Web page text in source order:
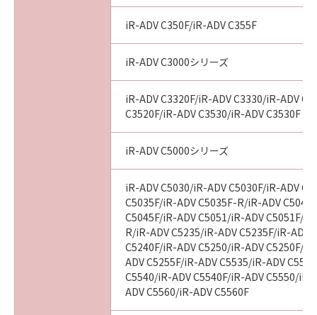
iR-ADV C350F/iR-ADV C355F
iR-ADV C3000シリーズ
iR-ADV C3320F/iR-ADV C3330/iR-ADV
C3520F/iR-ADV C3530/iR-ADV C3530F
iR-ADV C5000シリーズ
iR-ADV C5030/iR-ADV C5030F/iR-ADV
C5035F/iR-ADV C5035F-R/iR-ADV
C5045F/iR-ADV C5051/iR-ADV C5051F/
R/iR-ADV C5235/iR-ADV C5235F/iR-ADV
C5240F/iR-ADV C5250/iR-ADV C5250F/
ADV C5255F/iR-ADV C5535/iR-ADV
C5540/iR-ADV C5540F/iR-ADV C5550/iR-
ADV C5560/iR-ADV C5560F